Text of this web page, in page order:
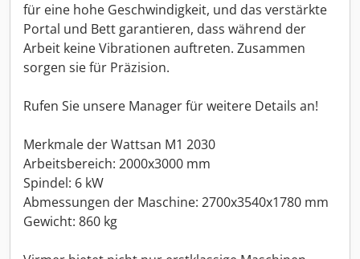
für eine hohe Geschwindigkeit, und das verstärkte
Portal und Bett garantieren, dass während der
Arbeit keine Vibrationen auftreten. Zusammen
sorgen sie für Präzision.
Rufen Sie unsere Manager für weitere Details an!
Merkmale der Wattsan M1 2030
Arbeitsbereich: 2000x3000 mm
Spindel: 6 kW
Abmessungen der Maschine: 2700x3540x1780 mm
Gewicht: 860 kg